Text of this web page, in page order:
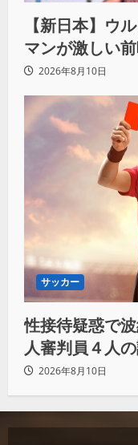
【新日本】ウ
マンが激しい
カラム(絡む)小
2026年8月10日
サッカー
性接待疑惑で
人審判員４人
2026年8月10日